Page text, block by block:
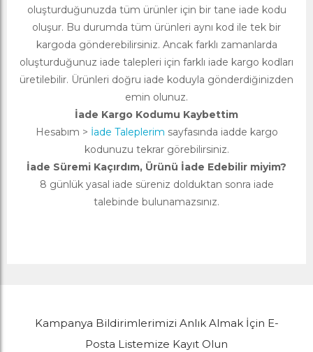
oluşturduğunuzda tüm ürünler için bir tane iade kodu
oluşur. Bu durumda tüm ürünleri aynı kod ile tek bir
kargoda gönderebilirsiniz. Ancak farklı zamanlarda
oluşturduğunuz iade talepleri için farklı iade kargo kodları
üretilebilir. Ürünleri doğru iade koduyla gönderdiğinizden
emin olunuz.
İade Kargo Kodumu Kaybettim
Hesabım > İade Taleplerim sayfasında iadde kargo
kodunuzu tekrar görebilirsiniz.
İade Süremi Kaçırdım, Ürünü İade Edebilir miyim?
8 günlük yasal iade süreniz dolduktan sonra iade
talebinde bulunamazsınız.
Kampanya Bildirimlerimizi Anlık Almak İçin E-
Posta Listemize Kayıt Olun